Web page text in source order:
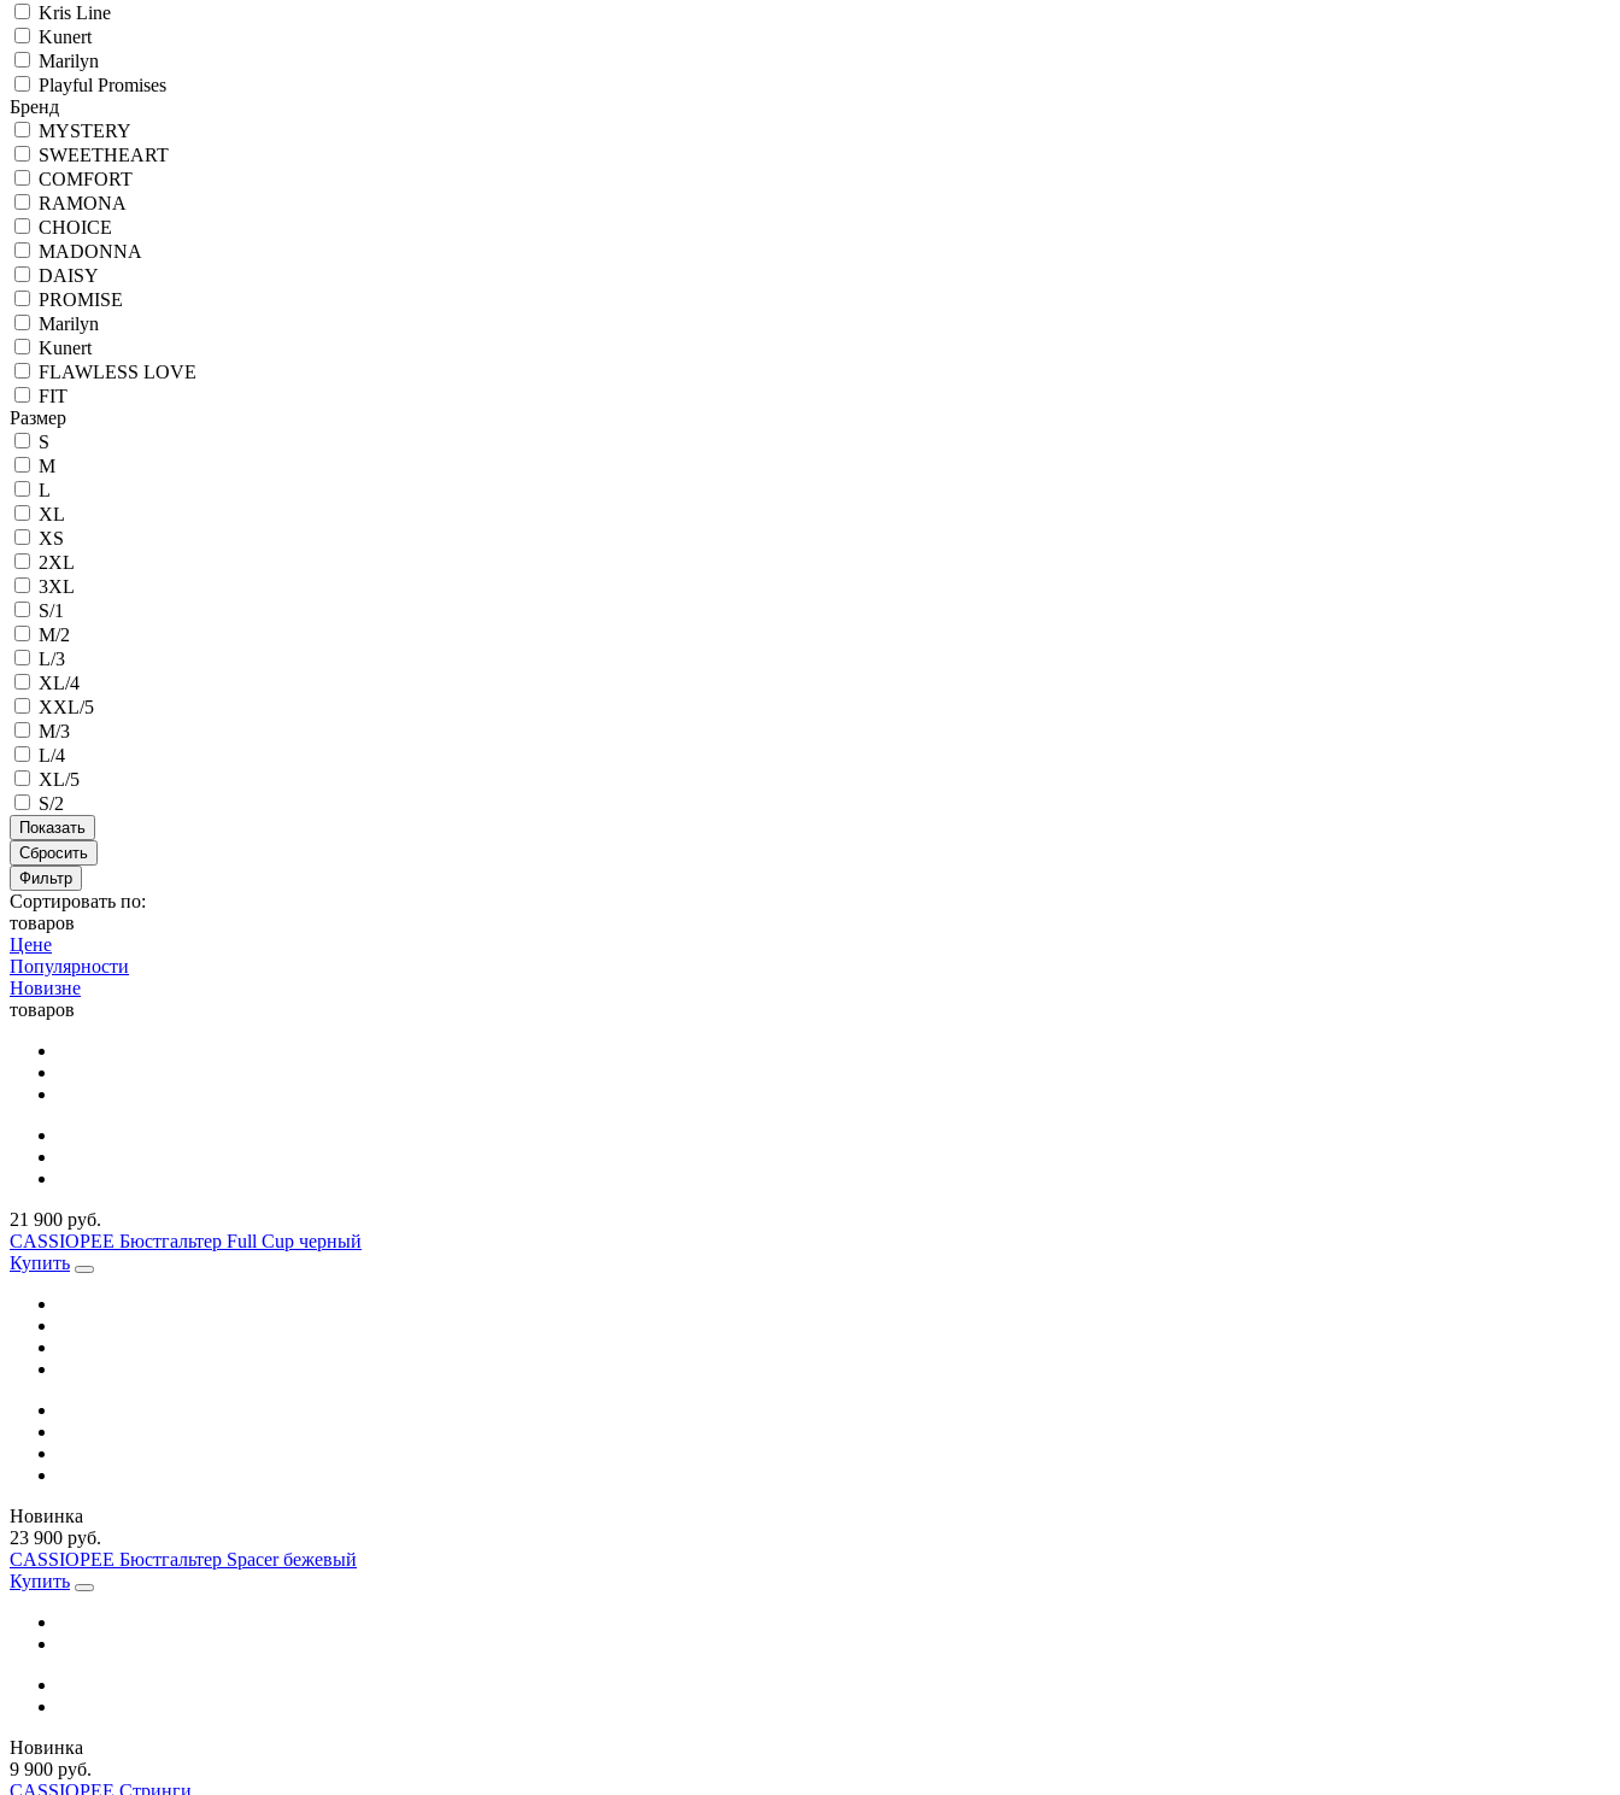
Kris Line
Kunert
Marilyn
Playful Promises
Бренд
MYSTERY
SWEETHEART
COMFORT
RAMONA
CHOICE
MADONNA
DAISY
PROMISE
Marilyn
Kunert
FLAWLESS LOVE
FIT
Размер
S
M
L
XL
XS
2XL
3XL
S/1
M/2
L/3
XL/4
XXL/5
M/3
L/4
XL/5
S/2
Сбросить
Фильтр
Сортировать по:
товаров
Цене
Популярности
Новизне
товаров
21 900 руб.
CASSIOPEE Бюстгальтер Full Cup черный
Купить
Новинка
23 900 руб.
CASSIOPEE Бюстгальтер Spacer бежевый
Купить
Новинка
9 900 руб.
CASSIOPEE Стринги